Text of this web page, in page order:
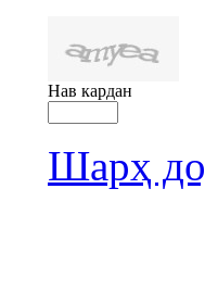
Нав кардан
Шарҳ